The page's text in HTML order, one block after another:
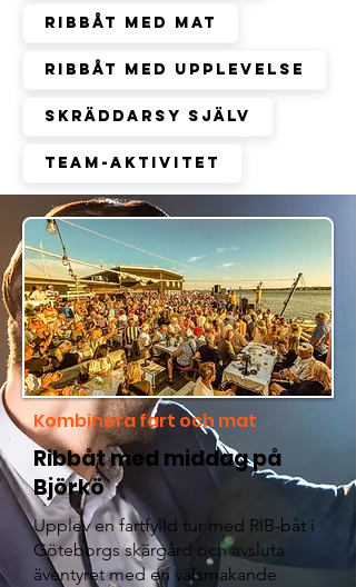
Ribbåt med mat
Ribbåt med upplevelse
Skräddarsy själv
Team-aktivitet
Kombinera fart och mat
Ribbåt med middag på
Björkö
Upplev en fartfylld tur med RIB-båt i
Göteborgs skärgård och avsluta
äventyret med en välsmakande